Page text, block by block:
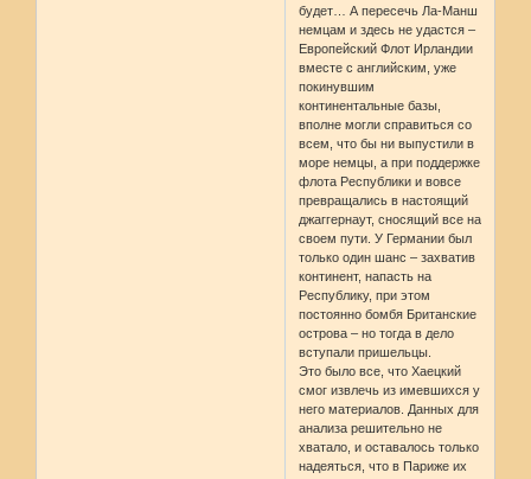
будет… А пересечь Ла-Манш
немцам и здесь не удастся –
Европейский Флот Ирландии
вместе с английским, уже
покинувшим
континентальные базы,
вполне могли справиться со
всем, что бы ни выпустили в
море немцы, а при поддержке
флота Республики и вовсе
превращались в настоящий
джаггернаут, сносящий все на
своем пути. У Германии был
только один шанс – захватив
континент, напасть на
Республику, при этом
постоянно бомбя Британские
острова – но тогда в дело
вступали пришельцы.
Это было все, что Хаецкий
смог извлечь из имевшихся у
него материалов. Данных для
анализа решительно не
хватало, и оставалось только
надеяться, что в Париже их